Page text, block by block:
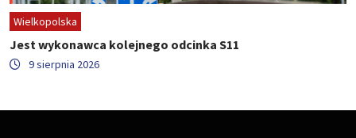
Wielkopolska
Jest wykonawca kolejnego odcinka S11
9 sierpnia 2026